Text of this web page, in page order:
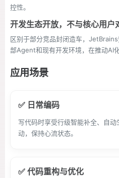
控性。
开发生态开放，不与核心用户
区别于部分竞品封闭造车，
部Agent和现有开发环境，在推动AI
应用场景
✅ 日常编码
写代码时享受行级智能补全、自
动，保持心流状态。
✅ 代码重构与优化